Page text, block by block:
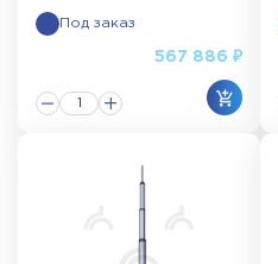
Под заказ
567 886 ₽